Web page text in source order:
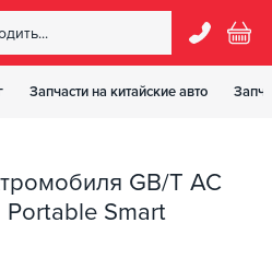
Запчасти на китайские авто
GB/T AC
Portable Smart